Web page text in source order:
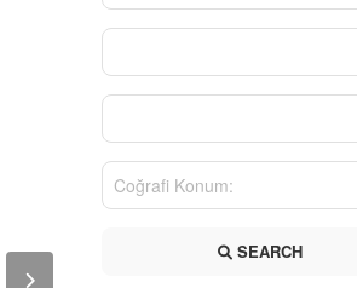
SEARCH